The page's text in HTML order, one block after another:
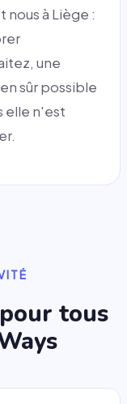
nous à Liège :
une
sûr possible
elle n'est
tous